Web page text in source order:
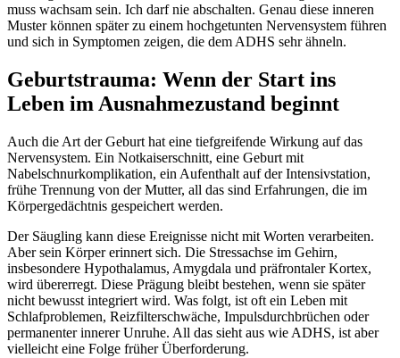
muss wachsam sein. Ich darf nie abschalten. Genau diese inneren
Muster können später zu einem hochgetunten Nervensystem führen
und sich in Symptomen zeigen, die dem ADHS sehr ähneln.
Geburtstrauma: Wenn der Start ins
Leben im Ausnahmezustand beginnt
Auch die Art der Geburt hat eine tiefgreifende Wirkung auf das
Nervensystem. Ein Notkaiserschnitt, eine Geburt mit
Nabelschnurkomplikation, ein Aufenthalt auf der Intensivstation,
frühe Trennung von der Mutter, all das sind Erfahrungen, die im
Körpergedächtnis gespeichert werden.
Der Säugling kann diese Ereignisse nicht mit Worten verarbeiten.
Aber sein Körper erinnert sich. Die Stressachse im Gehirn,
insbesondere Hypothalamus, Amygdala und präfrontaler Kortex,
wird übererregt. Diese Prägung bleibt bestehen, wenn sie später
nicht bewusst integriert wird. Was folgt, ist oft ein Leben mit
Schlafproblemen, Reizfilterschwäche, Impulsdurchbrüchen oder
permanenter innerer Unruhe. All das sieht aus wie ADHS, ist aber
vielleicht eine Folge früher Überforderung.